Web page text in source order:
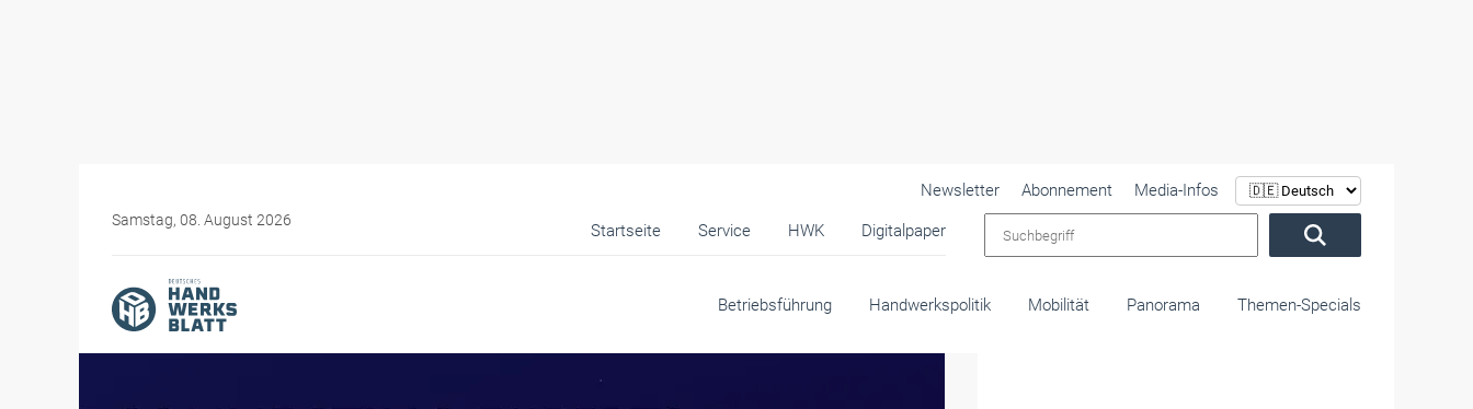
Samstag, 08. August 2026
Startseite Service HWK Digitalpaper
Newsletter Abonnement
Media-Infos
Betriebsführung Handwerkspolitik Mobilität Panorama Themen-Specials